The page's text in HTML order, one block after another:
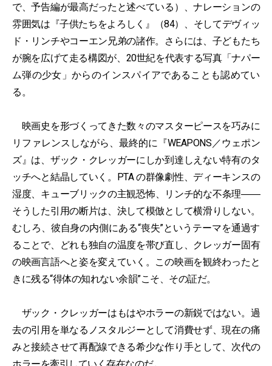
で、予告編が最高だったと述べている）、ナレーションの
雰囲気は『子供たちをよろしく』（84）、そしてデヴィッ
ド・リンチやコーエン兄弟の諸作。さらには、子どもたち
が腕を広げて走る構図が、20世紀を代表する写真「ナパー
ム弾の少女」からのインスパイアであることも認めてい
る。
映画史を形づくってきた数々のマスターピースを巧みに
リファレンスしながら、最終的に『WEAPONS／ウェポン
ズ』は、ザック・クレッガーにしか到達しえない特有のタ
ッチへと結晶していく。PTA の群像劇性、ディーキンスの
湿度、キューブリックの主観恐怖、リンチ的な不条理――
そうした引用の断片は、決して模倣として横滑りしない。
むしろ、彼自身の内側にある“喪失”というテーマを通過す
ることで、どれも独自の温度を帯び直し、クレッガー固有
の映画言語へと姿を変えていく。この映画を観終わったと
きに残る“得体の知れない余韻”こそ、その証だ。
ザック・クレッガーはもはやホラーの新鋭ではない。過
去の引用を単なるノスタルジーとして消費せず、現在の痛
みと接続させて再配線できる希少な作り手として、次代の